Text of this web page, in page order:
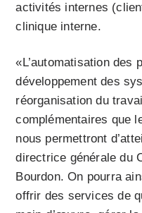
activités internes
clinique interne.
«L’automatisation des
développement des
réorganisation du
complémentaires que
nous permettront
directrice générale du
Bourdon. On pourra
offrir des services de